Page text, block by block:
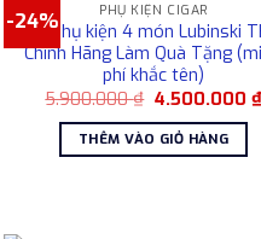
-24% PHỤ KIỆN CIGAR
Set phụ kiện 4 món Lubinski
Chính Hãng Làm Quà Tặng
phí khắc tên)
5.900.000₫ Giá
là:
5.900.000 ₫.
4.500.000 ₫
THÊM VÀO GIỎ HÀNG